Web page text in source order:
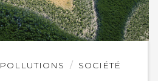
POLLUTIONS SOCIÉTÉ